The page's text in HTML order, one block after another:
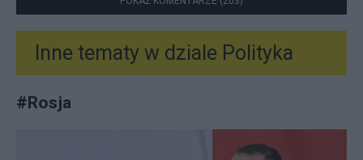
Inne tematy w dziale Polityka
#Rosja